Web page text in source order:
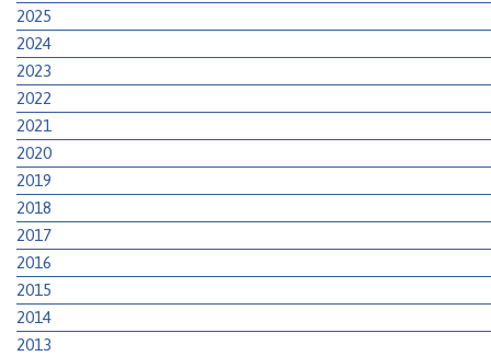
2025
2024
2023
2022
2021
2020
2019
2018
2017
2016
2015
2014
2013